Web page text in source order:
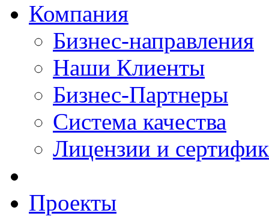
Компания
Бизнес-направления
Наши Клиенты
Бизнес-Партнеры
Система качества
Лицензии и
Проекты